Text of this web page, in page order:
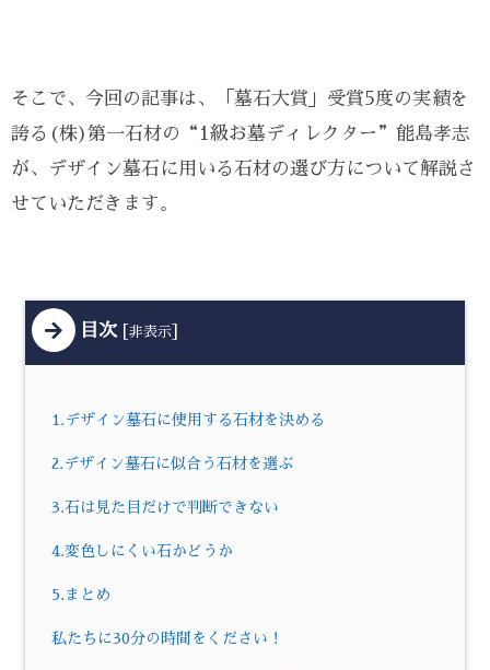
そこで、今回の記事は、「墓石大賞」受賞5度の実績を
誇る(株)第一石材の“1級お墓ディレクター”能島孝志
が、デザイン墓石に用いる石材の選び方について解説さ
せていただきます。
目次 非表示
1.デザイン墓石に使用する石材を決める
2.デザイン墓石に似合う石材を選ぶ
3.石は見た目だけで判断できない
4.変色しにくい石かどうか
5.まとめ
私たちに30分の時間をください！